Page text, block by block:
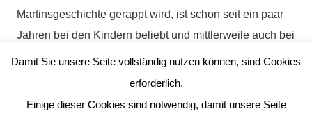
Martinsgeschichte gerappt wird, ist schon seit ein paar
Jahren bei den Kindern beliebt und mittlerweile auch bei
den Erwachsenen bekannt.
Bei beiden Einrichtungen bedanken wir uns von Herzen
für das kulinarische „Dankeschön“.
Damit Sie unsere Seite vollständig nutzen können, sind Cookies
erforderlich.
Einige dieser Cookies sind notwendig, damit unsere Seite